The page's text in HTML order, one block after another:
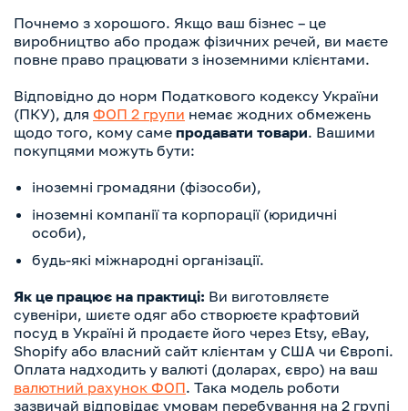
Почнемо з хорошого. Якщо ваш бізнес – це
виробництво або продаж фізичних речей, ви маєте
повне право працювати з іноземними клієнтами.
Відповідно до норм Податкового кодексу України
(ПКУ), для ФОП 2 групи немає жодних обмежень
щодо того, кому саме продавати товари. Вашими
покупцями можуть бути:
іноземні громадяни (фізособи),
іноземні компанії та корпорації (юридичні
особи),
будь-які міжнародні організації.
Як це працює на практиці: Ви виготовляєте
сувеніри, шиєте одяг або створюєте крафтовий
посуд в Україні й продаєте його через Etsy, eBay,
Shopify або власний сайт клієнтам у США чи Європі.
Оплата надходить у валюті (доларах, євро) на ваш
валютний рахунок ФОП. Така модель роботи
зазвичай відповідає умовам перебування на 2 групі